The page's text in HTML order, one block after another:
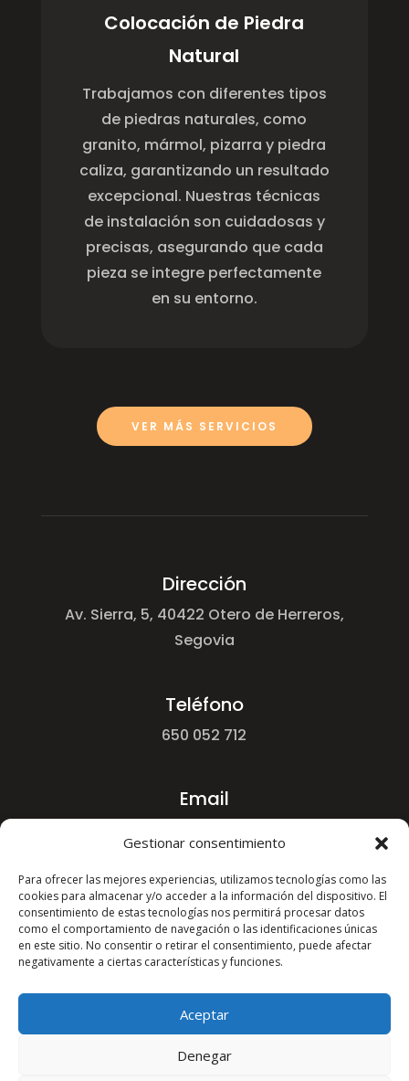
Gestionar consentimiento
Para ofrecer las mejores experiencias, utilizamos tecnologías como las
cookies para almacenar y/o acceder a la información del dispositivo. El
consentimiento de estas tecnologías nos permitirá procesar datos
como el comportamiento de navegación o las identificaciones únicas
en este sitio. No consentir o retirar el consentimiento, puede afectar
negativamente a ciertas características y funciones.
Aceptar
Denegar
Colocación de Piedra
Natural
Trabajamos con diferentes tipos
de piedras naturales, como
granito, mármol, pizarra y piedra
caliza, garantizando un resultado
excepcional. Nuestras técnicas
de instalación son cuidadosas y
precisas, asegurando que cada
pieza se integre perfectamente
en su entorno.
VER MÁS SERVICIOS
Dirección
Av. Sierra, 5, 40422 Otero de Herreros,
Segovia
Teléfono
650 052 712
Email
© 2024 Piedras y Pizarras Yordan St. – Todos los
derechos reservados